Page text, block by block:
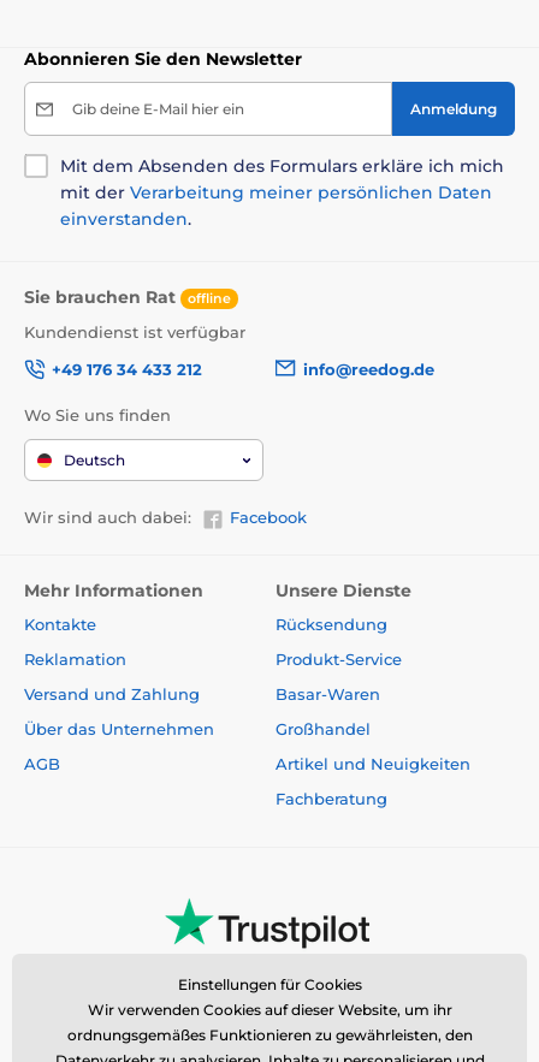
Abonnieren Sie den Newsletter
Gib deine E-Mail hier ein Anmeldung
Mit dem Absenden des Formulars erkläre ich mich
mit der Verarbeitung meiner persönlichen Daten
einverstanden.
Sie brauchen Rat offline
Kundendienst ist verfügbar
+49 176 34 433 212
info@reedog.de
Wo Sie uns finden
Deutsch
Wir sind auch dabei: Facebook
Mehr Informationen
Kontakte
Reklamation
Versand und Zahlung
Über das Unternehmen
AGB
Unsere Dienste
Rücksendung
Produkt-Service
Basar-Waren
Großhandel
Artikel und Neuigkeiten
Fachberatung
Einstellungen für Cookies
Wir verwenden Cookies auf dieser Website, um ihr
ordnungsgemäßes Funktionieren zu gewährleisten, den